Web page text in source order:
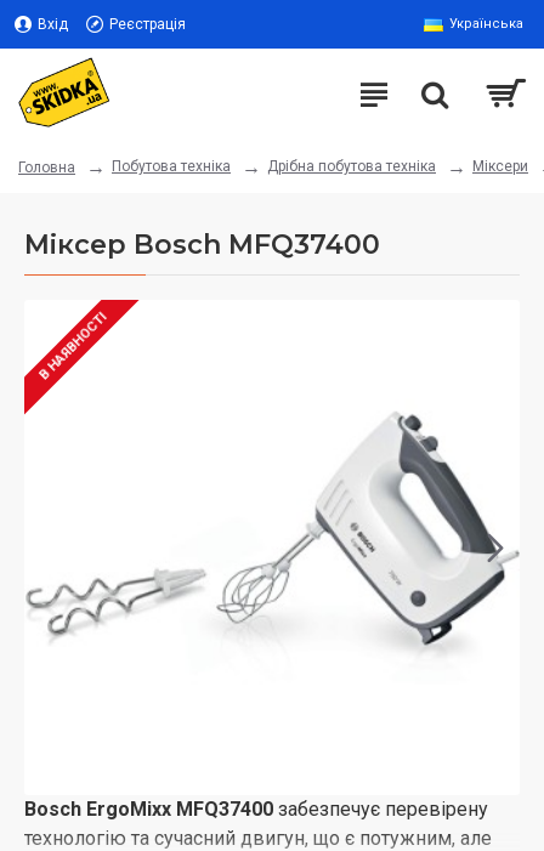
Вхід Реєстрація Українська
Головна Побутова техніка Дрібна побутова техніка Міксери
Міксер Bosch MFQ37400
В НАЯВНОСТІ
Bosch ErgoMixx MFQ37400 забезпечує перевірену
технологію та сучасний двигун, що є потужним, але